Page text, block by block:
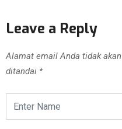
Leave a Reply
Alamat email Anda tidak
ditandai *